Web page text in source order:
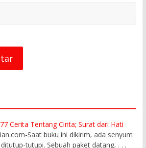
Cerita Tentang Cinta; Surat dari Hati
Saat buku ini dikirim, ada senyum
tutupi. Sebuah paket datang, . . .